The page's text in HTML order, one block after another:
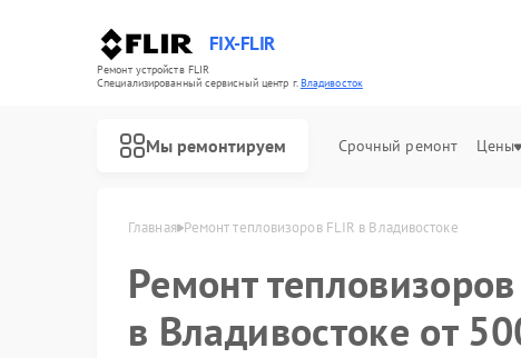
FIX-FLIR
Ремонт устройств FLIR
Специализированный cервисный центр г.Владивосток
Мы ремонтируем Срочный ремонт Цены
Главная Ремонт тепловизоров FLIR в Владивостоке
Ремонт тепловизоров
в Владивостоке от